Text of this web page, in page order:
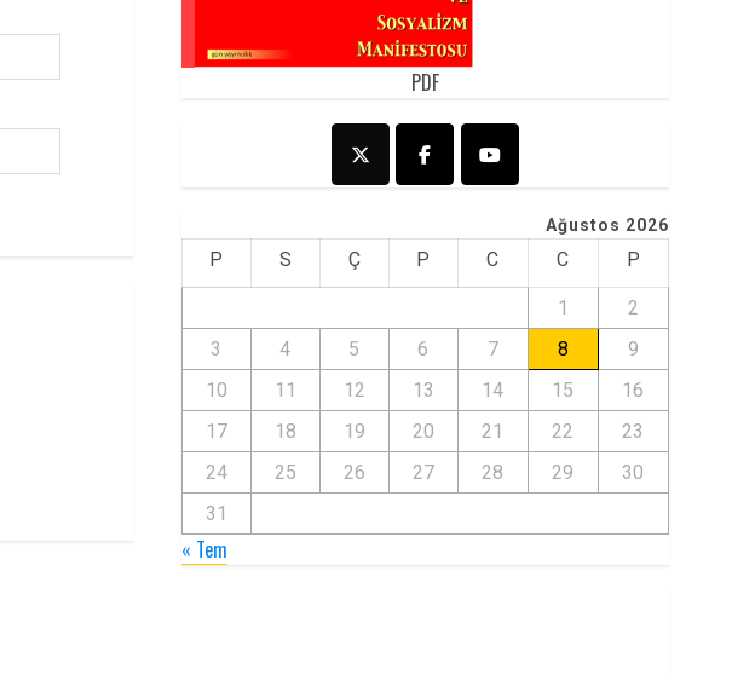
PDF
Ağustos 2026
P S Ç P C C P
1
2
3
4 5 6 7 8
9
10
11 12 13 14 15
16
17
18 19 20 21 22
23
24
25 26 27 28 29
30
31
« Tem